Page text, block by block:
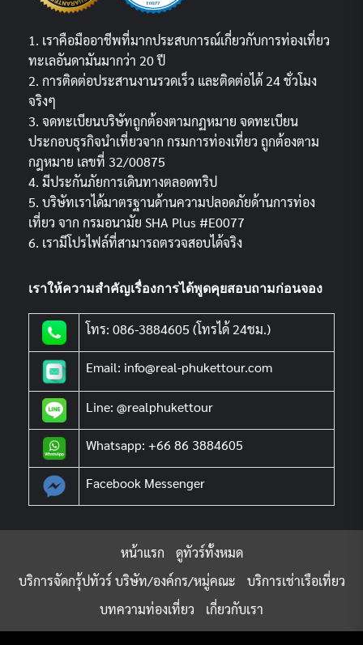
1. เราคือมืออาชีพที่มากประสบการณ์เกี่ยวกับการท่องเที่ยว
ทะเลอันดามันมากว่า 20 ปี
2. การติดต่อประสานงานรวดเร็ว และติดต่อได้ 24 ชั่วโมง
จริงๆ
3. จดทะเบียนบริษัทถูกต้องตามกฏหมาย จดทะเบียน
ประกอบธุรกิจนำเที่ยวจาก กรมการท่องเที่ยว ถูกต้องตาม
กฎหมาย เลขที่ 32/00875
4. มีประกันภัยการเดินทางตลอดทริป
5. บริษัทเราได้มาตรฐานด้านความปลอดภัยด้านการท่อง
เที่ยว จาก กรมอนามัย SHA Plus #E0077
6. เรามีโปรไฟล์ที่สามารถตรวจสอบได้จริง
เราให้ความสำคัญเรื่องการได้พูดคุยสอบถามก่อนจอง
โทร: 086-3884605 (โทรได้ 24ชม.)
Email: info@real-phukettour.com
Line: @realphukettour
Whatsapp: +66 86 3884605
Facebook Messenger
หน้าแรก
ดูทัวร์ทั้งหมด
บริการจัดกรุ้ปทัวร์ บริษัท/องค์กร/หมู่คณะ
บริการเช่าเรือเที่ยว
บทความท่องเที่ยว
เกี่ยวกับเรา